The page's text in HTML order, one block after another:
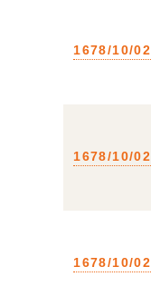
1678/10/02
1678/10/02
1678/10/02